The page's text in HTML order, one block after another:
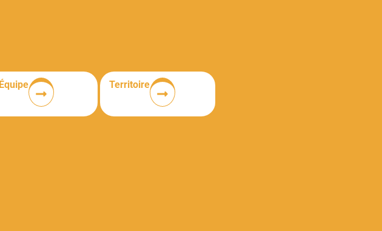
Équipe Territoire